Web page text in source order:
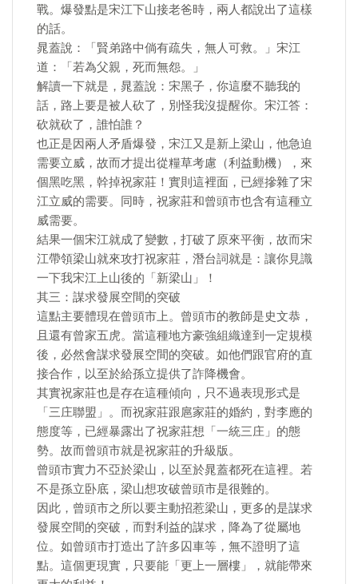
戰。爆發點是宋江下山接老爸時，兩人都說出了這樣
的話。
晁蓋說：「賢弟路中倘有疏失，無人可救。」宋江
道：「若為父親，死而無怨。」
解讀一下就是，晁蓋說：宋黑子，你這麼不聽我的
話，路上要是被人砍了，別怪我沒提醒你。宋江答：
砍就砍了，誰怕誰？
也正是因兩人矛盾爆發，宋江又是新上梁山，他急迫
需要立威，故而才提出從糧草考慮（利益動機），來
個黑吃黑，幹掉祝家莊！實則這裡面，已經摻雜了宋
江立威的需要。同時，祝家莊和曾頭市也含有這種立
威需要。
結果一個宋江就成了變數，打破了原來平衡，故而宋
江帶領梁山就來攻打祝家莊，潛台詞就是：讓你見識
一下我宋江上山後的「新梁山」！
其三：謀求發展空間的突破
這點主要體現在曾頭市上。曾頭市的教師是史文恭，
且還有曾家五虎。當這種地方豪強組織達到一定規模
後，必然會謀求發展空間的突破。如他們跟官府的直
接合作，以至於給孫立提供了詐降機會。
其實祝家莊也是存在這種傾向，只不過表現形式是
「三庄聯盟」。而祝家莊跟扈家莊的婚約，對李應的
態度等，已經暴露出了祝家莊想「一統三庄」的態
勢。故而曾頭市就是祝家莊的升級版。
曾頭市實力不亞於梁山，以至於晁蓋都死在這裡。若
不是孫立卧底，梁山想攻破曾頭市是很難的。
因此，曾頭市之所以要主動招惹梁山，更多的是謀求
發展空間的突破，而對利益的謀求，降為了從屬地
位。如曾頭市打造出了許多囚車等，無不證明了這
點。這個更現實，只要能「更上一層樓」，就能帶來